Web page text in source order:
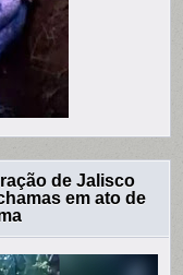
de Jalisco
em ato de